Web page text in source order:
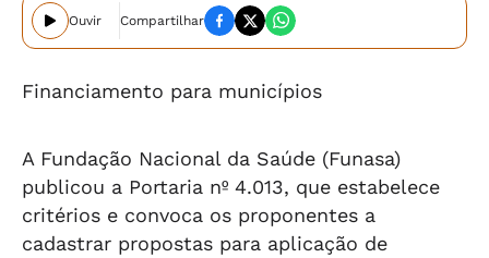
Ouvir Compartilhar
Financiamento para municípios
A Fundação Nacional da Saúde (Funasa)
publicou a Portaria nº 4.013, que estabelece
critérios e convoca os proponentes a
cadastrar propostas para aplicação de